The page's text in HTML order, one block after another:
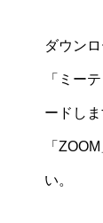
ダウン
「ミー
ードし
「
い。